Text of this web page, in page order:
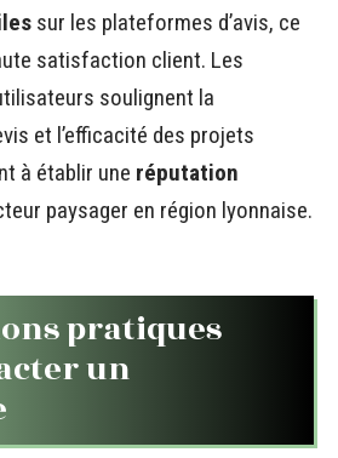
sur les plateformes d’avis, ce
satisfaction client. Les
soulignent la
et l’efficacité des projets
à établir une réputation
paysager en région lyonnaise.
pratiques
un